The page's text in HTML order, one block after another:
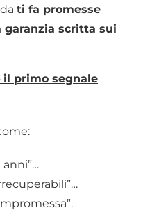
ti fa promesse
garanzia scritta sui
il primo segnale